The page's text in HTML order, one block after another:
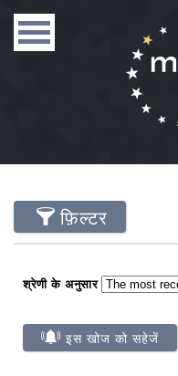
फ़िल्टर
श्रेणी के अनुसार
इस खोज को सहेजें